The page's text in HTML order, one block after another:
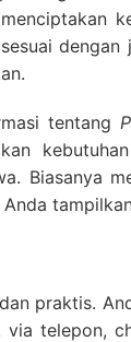
tentang
Biasanya
praktis.
telepon,